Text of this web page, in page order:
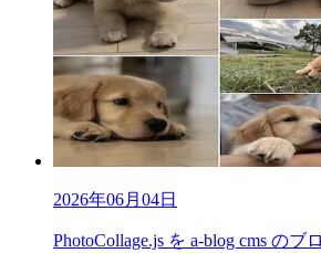
2026年06月04日
PhotoCollage.js を a-blog cms の